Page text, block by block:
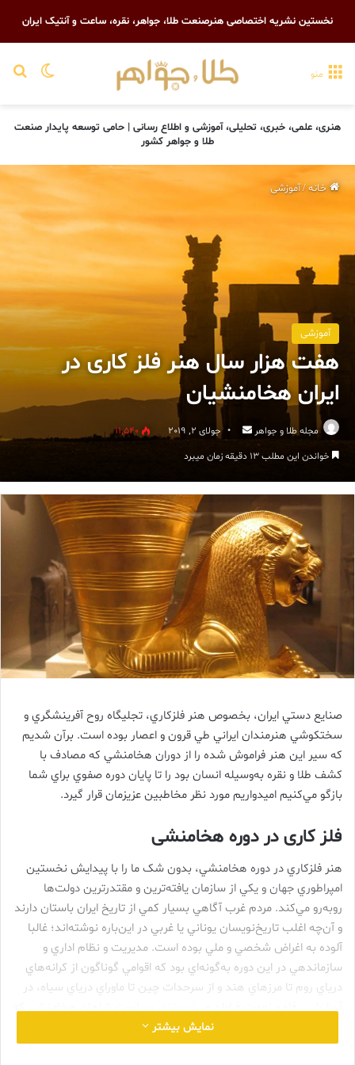
نخستین نشریه اختصاصی هنرصنعت طلا، جواهر، نقره، ساعت و آنتیک ایران
تغییر منو
هنری، علمی، خبری، تحلیلی، آموزشی و اطلاع رسانی | حامی توسعه پایدار صنعت
طلا و جواهر کشور
خانه/آموزشی
آموزشی
هفت هزار سال هنر فلز کاری در
ایران هخامنشیان
مجله طلا و جواهر
ارسال
ایمیل
جولای 2, 2019
11,540
خواندن این مطلب 13 دقیقه زمان میبرد
صنايع دستي ايران، بخصوص هنر فلزکاري، تجليگاه روح آفرينشگري و
سختکوشي هنرمندان ايراني طي قرون و اعصار بوده ‌است. برآن شديم
که سير اين هنر فراموش شده را از دوران هخامنشي که مصادف با
کشف طلا و نقره به‌وسيله انسان بود را تا پايان دوره صفوي براي شما
بازگو مي‌کنيم اميدواريم مورد نظر مخاطبين عزيزمان قرار گيرد.
فلز کاری در دوره هخامنشی
هنر فلزکاري در دوره هخامنشي، بدون شک ما را با پيدايش نخستين
امپراطوري جهان و يکي از سازمان يافته‌ترين و مقتدرترين دولت‌ها
روبه‌رو مي‌کند. مردم غرب آگاهي بسيار کمي از تاريخ ايران باستان دارند
و آن‌چه اغلب تاريخ‌نويسان يوناني يا غربي در اين‌باره نوشته‌اند؛ غالبا
آلوده به اغراض شخصي و ملي بوده است. مديريت و نظام اداري و
سازماندهي در اين دوره به‌گونه‌اي بود که اقوامي گوناگون از کرانه‌هاي
درياي روم تا مرزهاي هند و از سرحدات چين تا ماوراي درياي سياه، در
آسايش، رفاه و نعمت فراوان مي‌زيستند. سياست شاهان هخامنشي که
بر مبناي احترام و پاسداري آداب مذهبي، سنن و رسوم هنري هر محل
بود؛ موجب پيشرفت هنر، تمدن و اشاعه فرهنگ ايراني در اين دوران
نمایش بیشتر